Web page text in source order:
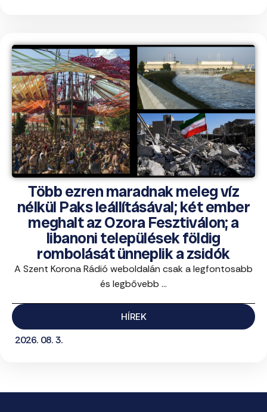
Több ezren maradnak meleg víz
nélkül Paks leállításával; két ember
meghalt az Ozora Fesztiválon; a
libanoni települések földig
rombolását ünneplik a zsidók
A Szent Korona Rádió weboldalán csak a legfontosabb
és legbővebb ...
HÍREK
2026. 08. 3.